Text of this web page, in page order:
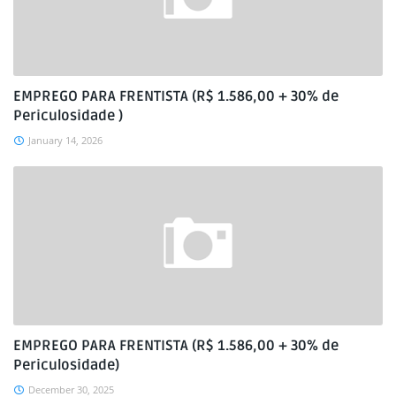
EMPREGO PARA FRENTISTA (R$ 1.586,00 + 30% de
Periculosidade )
January 14, 2026
EMPREGO PARA FRENTISTA (R$ 1.586,00 + 30% de
Periculosidade)
December 30, 2025